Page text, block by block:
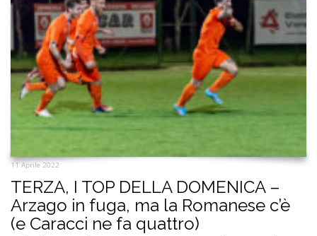
11 Aprile 2022
TERZA, I TOP DELLA DOMENICA –
Arzago in fuga, ma la Romanese c’è
(e Caracci ne fa quattro)